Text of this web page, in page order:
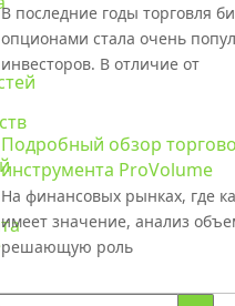
В последние годы торговля
опционами стала очень
инвесторов. В отличие от
Подробный обзор
инструмента ProVolume
На финансовых рынках, где
имеет значение, анализ
решающую роль